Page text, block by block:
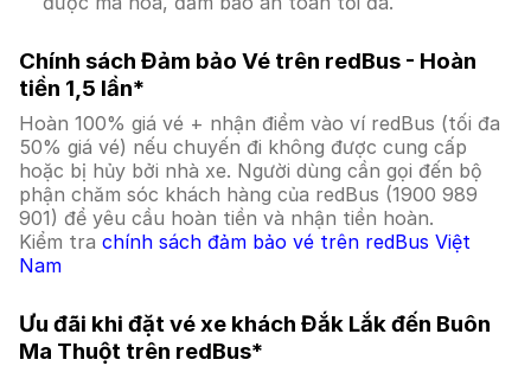
Chính sách Đảm bảo Vé trên redBus - Hoàn
tiền 1,5 lần*
Hoàn 100% giá vé + nhận điểm vào ví redBus (tối đa
50% giá vé) nếu chuyến đi không được cung cấp
hoặc bị hủy bởi nhà xe. Người dùng cần gọi đến bộ
phận chăm sóc khách hàng của redBus (1900 989
901) để yêu cầu hoàn tiền và nhận tiền hoàn.
Kiểm tra chính sách đảm bảo vé trên redBus Việt
Nam
Ưu đãi khi đặt vé xe khách Đắk Lắk đến Buôn
Ma Thuột trên redBus*